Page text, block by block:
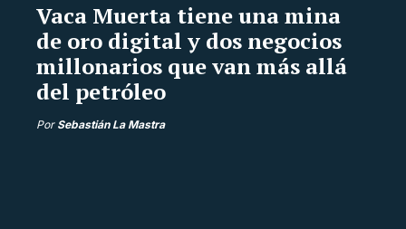
Vaca Muerta tiene una mina
de oro digital y dos negocios
millonarios que van más allá
del petróleo
Por Sebastián La Mastra